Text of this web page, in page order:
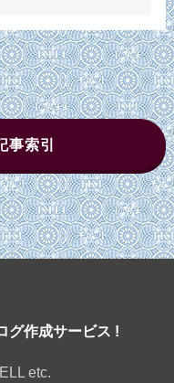
事索引
グ作成サービス !
etc.